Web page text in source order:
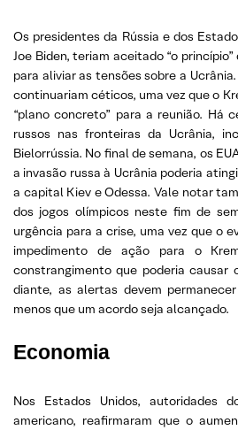
Os presidentes da Rússia e dos
Joe Biden, teriam aceitado “o
para aliviar as tensões sobre a
continuariam céticos, uma vez que o
“plano concreto” para a reunião. Há
russos nas fronteiras da Ucrânia,
Bielorrússia. No final de semana, os
a invasão russa à Ucrânia poderia
a capital Kiev e Odessa. Vale notar
dos jogos olímpicos neste fim de
urgência para a crise, uma vez que o
impedimento de ação para o
constrangimento que poderia causar
diante, as alertas devem
menos que um acordo seja alcançado.
Economia
Nos Estados Unidos, autoridades
americano, reafirmaram que o